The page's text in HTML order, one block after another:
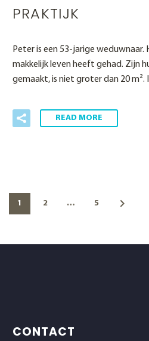
PRAKTIJK
Peter is een 53-jarige
makkelijk leven heeft gehad. Zijn
gemaakt, is niet groter dan 20
READ MORE
1 2 … 5
CONTACT